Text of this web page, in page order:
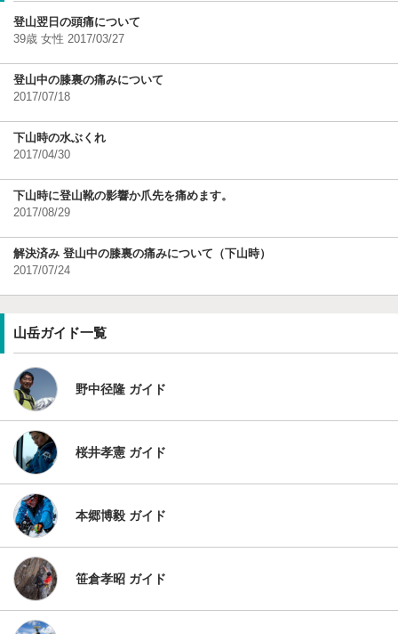
登山翌日の頭痛について
39歳 女性 2017/03/27
登山中の膝裏の痛みについて
2017/07/18
下山時の水ぶくれ
2017/04/30
下山時に登山靴の影響か爪先を痛めます。
2017/08/29
解決済み 登山中の膝裏の痛みについて（下山時）
2017/07/24
山岳ガイド一覧
野中径隆 ガイド
桜井孝憲 ガイド
本郷博毅 ガイド
笹倉孝昭 ガイド